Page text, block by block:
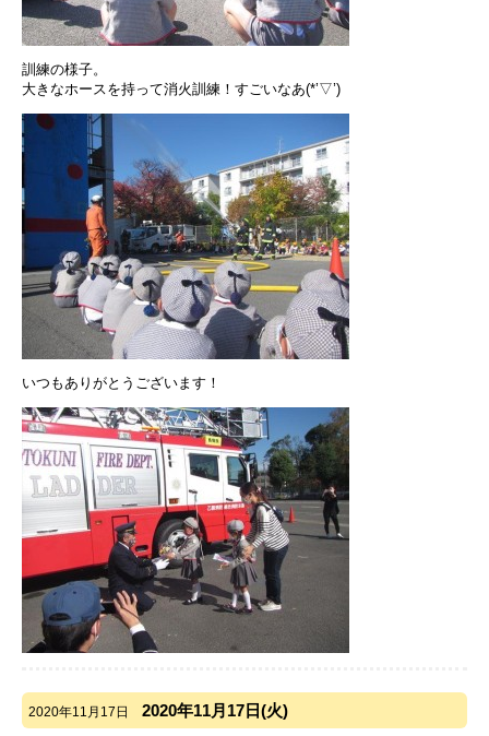
訓練の様子。
大きなホースを持って消火訓練！すごいなあ(*’▽’)
いつもありがとうございます！
2020年11月17日 2020年11月17日(火)